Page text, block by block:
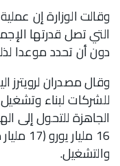
وقالت الوزارة إن
دون أن تحدد موعدا
وقال مصدران لرويترز
للشركات لبناء
الجاهزة للتحول إلى
16
والتشغيل.